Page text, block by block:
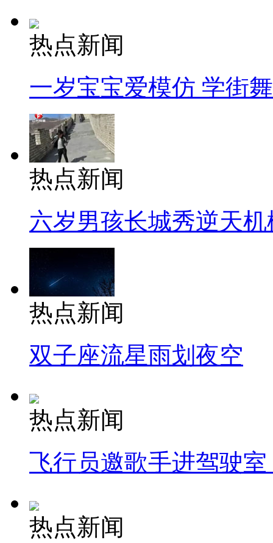
热点新闻
一岁宝宝爱模仿 学街
热点新闻
六岁男孩长城秀逆天机
热点新闻
双子座流星雨划夜空
热点新闻
飞行员邀歌手进驾驶
热点新闻